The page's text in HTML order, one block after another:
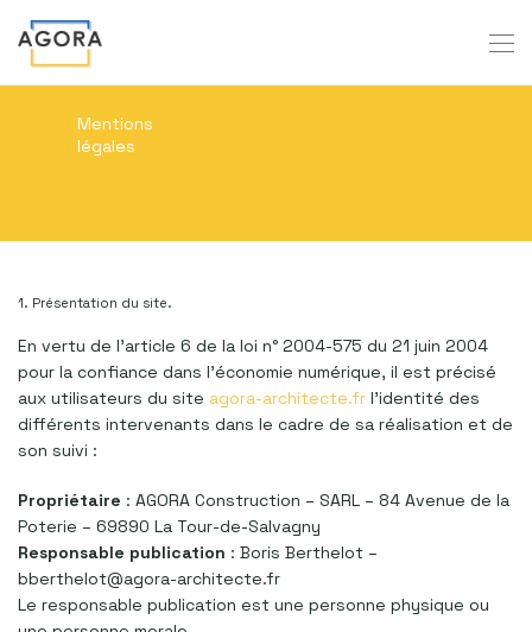
Mentions
légales
1. Présentation du site.
En vertu de l’article 6 de la loi n° 2004-575 du 21 juin 2004
pour la confiance dans l’économie numérique, il est précisé
aux utilisateurs du site agora-architecte.fr l’identité des
différents intervenants dans le cadre de sa réalisation et de
son suivi :
Propriétaire : AGORA Construction – SARL – 84 Avenue de la
Poterie – 69890 La Tour-de-Salvagny
Responsable publication : Boris Berthelot –
bberthelot@agora-architecte.fr
Le responsable publication est une personne physique ou